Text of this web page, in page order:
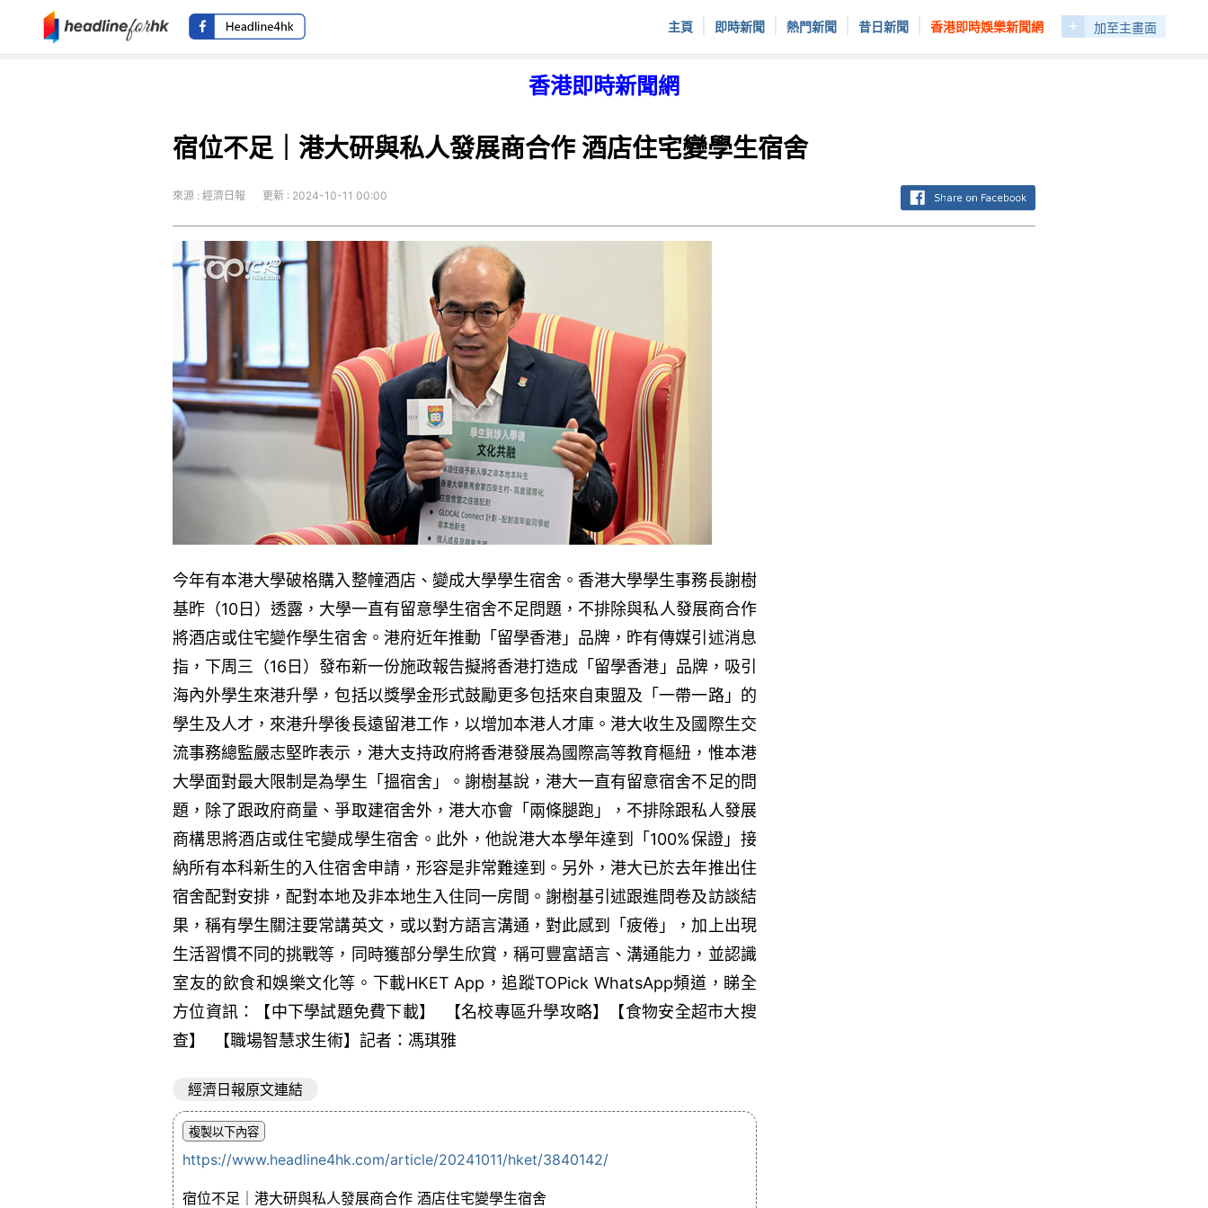
主頁 即時新聞 熱門新聞 昔日新聞 香港即時娛樂新聞網 + 加至主畫面
香港即時新聞網
宿位不足｜港大研與私人發展商合作 酒店住宅變學生宿舍
來源 : 經濟日報 更新 : 2024-10-11 00:00
今年有本港大學破格購入整幢酒店、變成大學學生宿舍。香港大學學生事務長謝樹
基昨（10日）透露，大學一直有留意學生宿舍不足問題，不排除與私人發展商合作
將酒店或住宅變作學生宿舍。港府近年推動「留學香港」品牌，昨有傳媒引述消息
指，下周三（16日）發布新一份施政報告擬將香港打造成「留學香港」品牌，吸引
海內外學生來港升學，包括以獎學金形式鼓勵更多包括來自東盟及「一帶一路」的
學生及人才，來港升學後長遠留港工作，以增加本港人才庫。港大收生及國際生交
流事務總監嚴志堅昨表示，港大支持政府將香港發展為國際高等教育樞紐，惟本港
大學面對最大限制是為學生「搵宿舍」。謝樹基說，港大一直有留意宿舍不足的問
題，除了跟政府商量、爭取建宿舍外，港大亦會「兩條腿跑」，不排除跟私人發展
商構思將酒店或住宅變成學生宿舍。此外，他說港大本學年達到「100%保證」接
納所有本科新生的入住宿舍申請，形容是非常難達到。另外，港大已於去年推出住
宿舍配對安排，配對本地及非本地生入住同一房間。謝樹基引述跟進問卷及訪談結
果，稱有學生關注要常講英文，或以對方語言溝通，對此感到「疲倦」，加上出現
生活習慣不同的挑戰等，同時獲部分學生欣賞，稱可豐富語言、溝通能力，並認識
室友的飲食和娛樂文化等。下載HKET App，追蹤TOPick WhatsApp頻道，睇全
方位資訊：【中下學試題免費下載】 【名校專區升學攻略】【食物安全超市大搜
查】 【職場智慧求生術】記者：馮琪雅
經濟日報原文連結
https://www.headline4hk.com/article/20241011/hket/3840142/
宿位不足｜港大研與私人發展商合作 酒店住宅變學生宿舍